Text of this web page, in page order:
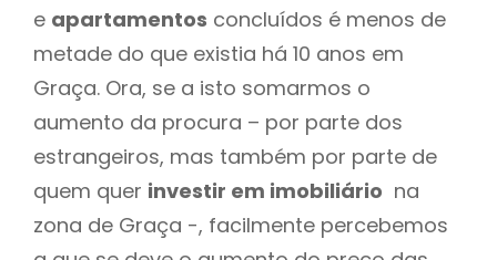
e apartamentos concluídos é menos de
metade do que existia há 10 anos em
Graça. Ora, se a isto somarmos o
aumento da procura – por parte dos
estrangeiros, mas também por parte de
quem quer investir em imobiliário na
zona de Graça -, facilmente percebemos